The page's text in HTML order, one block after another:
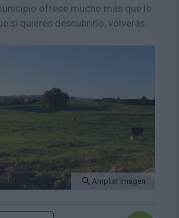
ofrece mucho más que lo
si quieres descubrirlo, volverás.
Ampliar imagen